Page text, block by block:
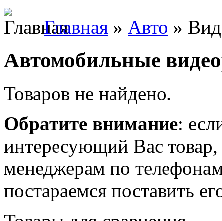
Главная » Авто »
Автомобильные
Товаров не найдено.
Обратите внимание:
интересующий Вас
менеджерам по
постараемся поставить